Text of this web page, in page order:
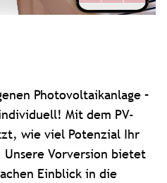
Photovoltaikanlage –
Mit dem PV-
wie viel Potenzial Ihr
Vorversion bietet
Einblick in die